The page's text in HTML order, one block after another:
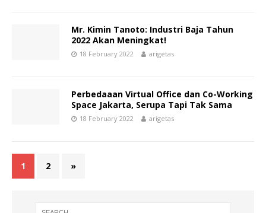
Mr. Kimin Tanoto: Industri Baja Tahun
2022 Akan Meningkat!
18 February 2022 arigetas
Perbedaaan Virtual Office dan Co-Working
Space Jakarta, Serupa Tapi Tak Sama
18 February 2022 arigetas
1 2 »